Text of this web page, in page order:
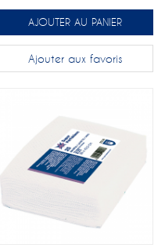
AJOUTER AU PANIER
Ajouter aux favoris